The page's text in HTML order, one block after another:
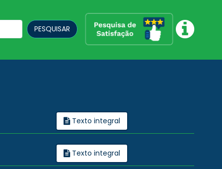
PESQUISAR
Texto integral
Texto integral